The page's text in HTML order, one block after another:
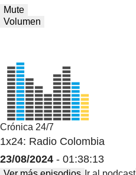
Mute
Volumen
Crónica 24/7
1x24: Radio Colombia
23/08/2024 - 01:38:13